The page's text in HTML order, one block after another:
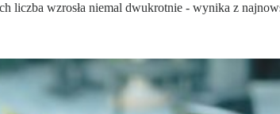
wzrosła niemal dwukrotnie - wynika z